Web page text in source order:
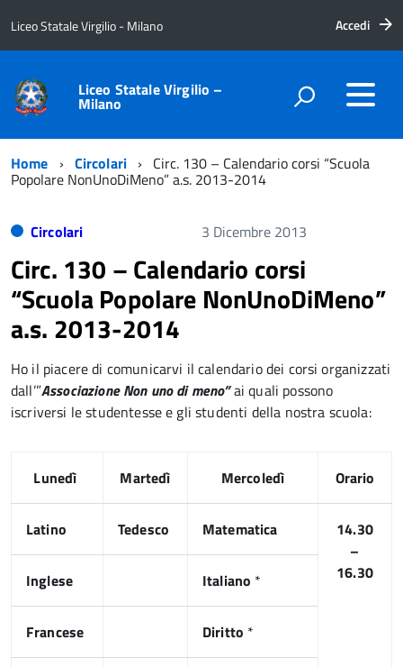
Liceo Statale Virgilio - Milano Accedi
Liceo Statale Virgilio –
Milano
Home Circolari Circ. 130 – Calendario corsi “Scuola
Popolare NonUnoDiMeno” a.s. 2013-2014
Circolari 3 Dicembre 2013
Circ. 130 – Calendario corsi
“Scuola Popolare NonUnoDiMeno”
a.s. 2013-2014
Ho il piacere di comunicarvi il calendario dei corsi organizzati
dall’”Associazione Non uno di meno”ai quali possono
iscriversi le studentesse e gli studenti della nostra scuola:
Lunedì Martedì Mercoledì Orario
Latino Tedesco Matematica
14.30
–
16.30
Inglese Italiano *
Francese Diritto *